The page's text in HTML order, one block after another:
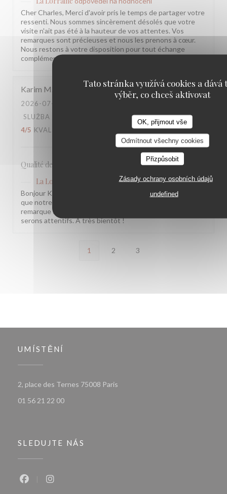
Tato stránka využívá cookies a dává
výběr, co chceš aktivovat
OK, přijmout vše
Odmítnout všechny cookies
Přizpůsobit
Zásady ochrany osobních údajů
undefined
Cher Charles, Merci d'avoir pris le temps de partager votre
ressenti. Nous sommes sincèrement désolés que votre
visite n'ait pas été à la hauteur de vos attentes. Vos
remarques sont précieuses et nous les prenons à cœur.
Nous restons à votre disposition pour tout échange
complémentaire. L'équipe de la Brasserie La Lorraine
Karim M
2026-07-17
SLUŽBA
KUCHYNĚ:
4/5 KVALITA / CENA
Qualité des plats, cadre et amabilité de l’équipe
La Lorraine
odpověděl na hodnocení
Bonjour Karim, Merci pour ce retour ! Nous sommes ravis
que notre équipe et l'ambiance vous aient plu. Votre
remarque sur le rapport qualité-prix est notée, nous y
serons attentifs. À très bientôt !
1 2 3
UMÍSTĚNÍ
2, place des Ternes 75008 Paris
01 56 21 22 00
SLEDUJTE NÁS